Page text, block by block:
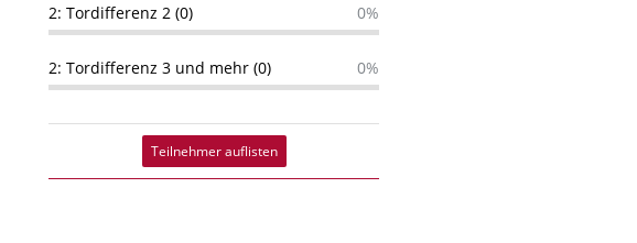
2: Tordifferenz 2 (0) 0%
2: Tordifferenz 3 und mehr (0) 0%
Teilnehmer auflisten